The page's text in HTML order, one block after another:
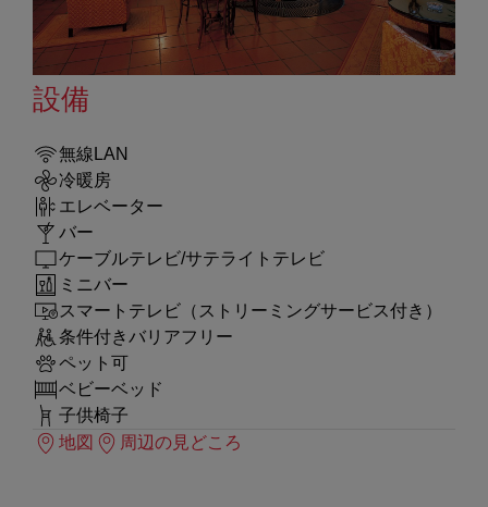
設備
無線LAN
冷暖房
エレベーター
バー
ケーブルテレビ/サテライトテレビ
ミニバー
スマートテレビ（ストリーミングサービス付き）
条件付きバリアフリー
ペット可
ベビーベッド
子供椅子
地図
周辺の見どころ